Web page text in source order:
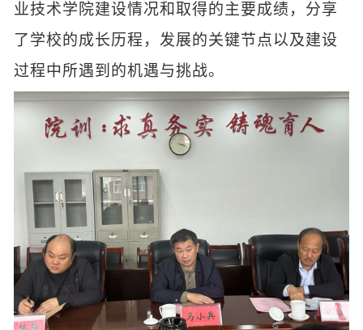
业技术学院建设情况和取得的主要成绩，分享
了学校的成长历程，发展的关键节点以及建设
过程中所遇到的机遇与挑战。